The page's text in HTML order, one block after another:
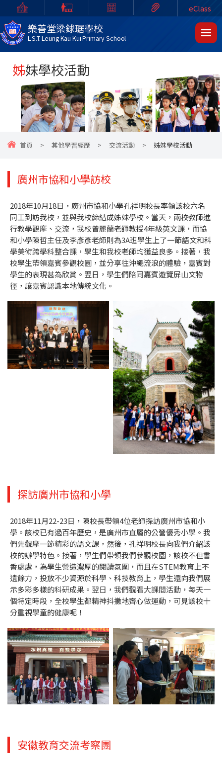
樂善堂梁銶琚學校
L.S.T. Leung Kau Kui Primary School
eClass
姊妹學校活動
首頁 > 其他學習經歷 > 交流活動 > 姊妹學校活動
廣州市協和小學訪校
2018年10月18日，廣州市協和小學孔祥明校長率領該校六名
同工到訪我校，並與我校締結成姊妹學校。當天，兩校教師進
行教學觀摩、交流，我校曾麗蘭老師教授4年級英文課，而協
和小學陳哲主任及李彥彥老師則為3A班學生上了一節語文和科
學美術跨學科整合課，學生和我校老師均獲益良多。接著，我
校學生帶領嘉賓參觀校園，並分享往沖繩流浪的體驗，嘉賓對
學生的表現甚為欣賞。翌日，學生們陪同嘉賓遊覽屏山文物
徑，讓嘉賓認識本地傳統文化。
探訪廣州市協和小學
2018年11月22-23日，陳校長帶領4位老師探訪廣州市協和小
學。該校已有過百年歷史，是廣州市直屬的公營優秀小學。我
們先觀摩一節精彩的語文課，然後，孔祥明校長向我們介紹該
校的辦學特色。接著，學生們帶領我們參觀校園，該校不但書
香處處，為學生營造濃厚的閱讀氛圍，而且在STEM教育上不
遺餘力，投放不少資源於科學、科技教育上，學生還向我們展
示多彩多樣的科研成果。翌日，我們觀看大課間活動，每天一
個特定時段，全校學生都精神抖擻地齊心做運動，可見該校十
分重視學童的健康呢！
安徽教育交流考察團